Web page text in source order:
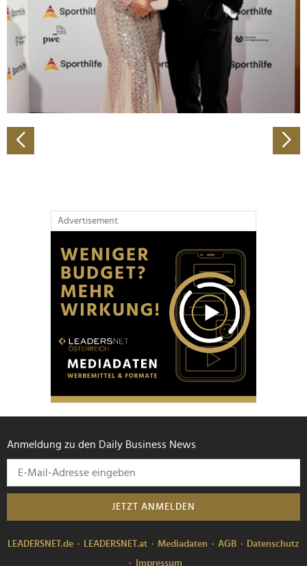
personalisieren, Funktionen für soziale Medien anbieten
zu können und die Zugriffe auf unsere Website zu
analysieren. Außerdem geben wir Informationen zu Ihrer
Verwendung unserer Website an unsere Partner für
soziale Medien, Werbung und Analysen weiter. Unsere
Partner führen diese Informationen möglicherweise mit
weiteren Daten zusammen, die Sie ihnen bereitgestellt
gesammelt haben.
Advertisement
Anmeldung zu den Daily Business News
JETZT ANMELDEN
LEADERSNET.de LEADERSNET.at Mediadaten AGB
Datenschutz
Impressum